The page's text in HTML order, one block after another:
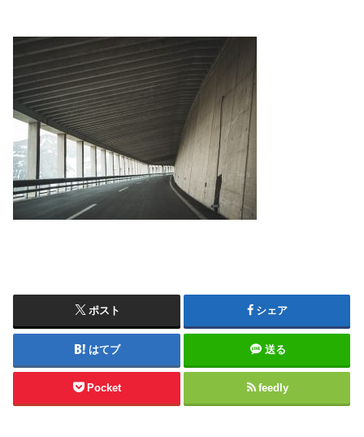
ポスト シェア
はてブ 送る
Pocket feedly